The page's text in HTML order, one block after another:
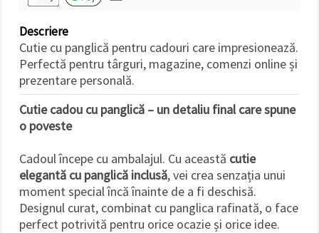
Descriere
Cutie cu panglică pentru cadouri care impresionează.
Perfectă pentru târguri, magazine, comenzi online și
prezentare personală.
Cutie cadou cu panglică – un detaliu final care spune
o poveste
Cadoul începe cu ambalajul. Cu această cutie
elegantă cu panglică inclusă, vei crea senzația unui
moment special încă înainte de a fi deschisă.
Designul curat, combinat cu panglica rafinată, o face
perfect potrivită pentru orice ocazie și orice idee.